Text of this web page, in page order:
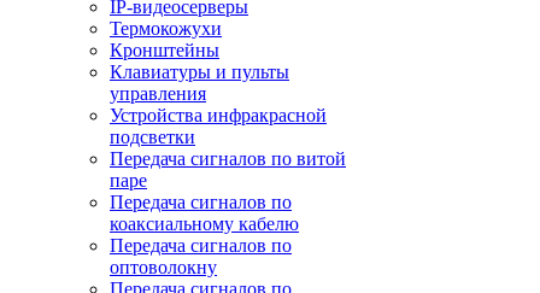
IP-видеосерверы
Термокожухи
Кронштейны
Клавиатуры и пульты
управления
Устройства инфракрасной
подсветки
Передача сигналов по витой
паре
Передача сигналов по
коаксиальному кабелю
Передача сигналов по
оптоволокну
Передача сигналов по